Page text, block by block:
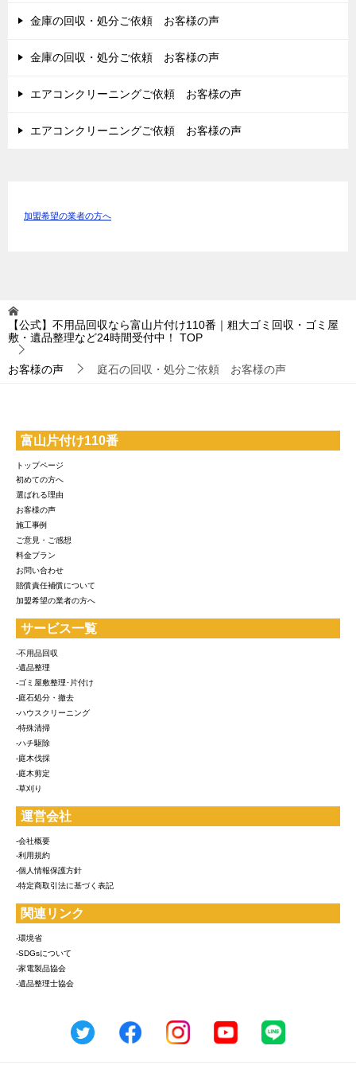
金庫の回収・処分ご依頼 お客様の声
金庫の回収・処分ご依頼 お客様の声
エアコンクリーニングご依頼 お客様の声
エアコンクリーニングご依頼 お客様の声
加盟希望の業者の方へ
【公式】不用品回収なら富山片付け110番｜粗大ゴミ回収・ゴミ屋
敷・遺品整理など24時間受付中！
TOP
お客様の声 庭石の回収・処分ご依頼 お客様の声
富山片付け110番
トップページ
初めての方へ
選ばれる理由
お客様の声
施工事例
ご意見・ご感想
料金プラン
お問い合わせ
賠償責任補償について
加盟希望の業者の方へ
サービス一覧
-不用品回収
-遺品整理
-ゴミ屋敷整理･片付け
-庭石処分・撤去
-ハウスクリーニング
-特殊清掃
-ハチ駆除
-庭木伐採
-庭木剪定
-草刈り
運営会社
-会社概要
-利用規約
-個人情報保護方針
-特定商取引法に基づく表記
関連リンク
-環境省
-SDGsについて
-家電製品協会
-遺品整理士協会